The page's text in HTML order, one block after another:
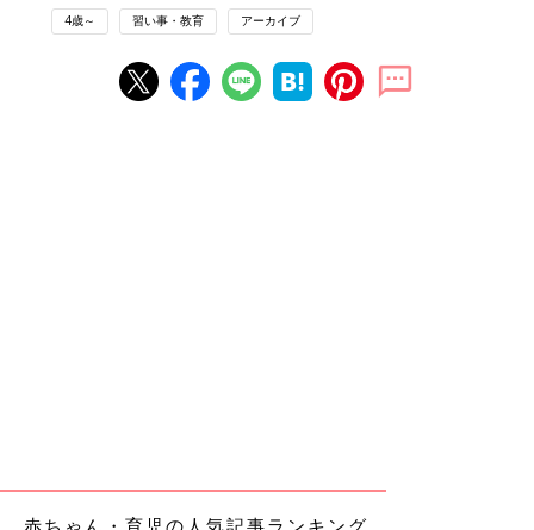
る論文等にひと通り目を通しましたが、子どもの言語発達に直接
的に害を及ぼしたり、学力が低下すると断言しているデータや論
文はありませんでした。新しいメディアに対する不安から、「ス
マートフォンは子どもの発育によくない」とする声もあるようで
（榊原）これはテレビの話になりますが、アメリカのある論文で
は、テレビをたくさん見せている家庭では、睡眠時間や食事時間
4歳～ 習い事・教育 アーカイブ
赤ちゃん・育児の人気記事ランキング